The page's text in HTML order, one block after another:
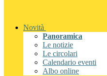
Novità
Panoramica
Le notizie
Le circolari
Calendario eventi
Albo online